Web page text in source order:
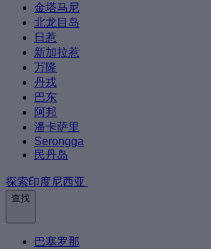
金塔马尼
北龙目岛
日惹
新加拉惹
万隆
丹戎
巴东
阿邦
潘卡萨里
Serongga
民丹岛
探索印度尼西亚
查找
巴塞罗那